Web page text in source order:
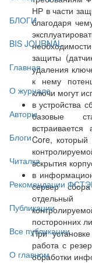
БЛОГИ
BIS JOURNAL
Главная
О журнале
Авторы
Блоги
Читалка
Рекомендации
Публикации
Все публикации
О главном
НР в части
благодаря
защиты
удаления
к нему
ключи могут
в устройства
базовые
Core, который
вскрытия
в
сервер
посторонних
При
работа с
обработки